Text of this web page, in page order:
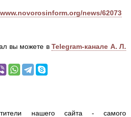
news/62073
вы можете в Telegram-канале А. Л.
нашего сайта - самого